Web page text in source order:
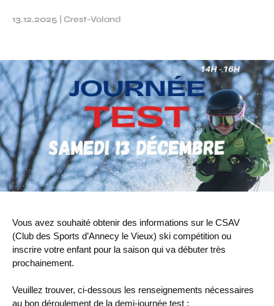
13.12.2025 Crest-Voland
Vous avez souhaité obtenir des informations sur le CSAV
(Club des Sports d’Annecy le Vieux) ski compétition ou
inscrire votre enfant pour la saison qui va débuter très
prochainement.
Veuillez trouver, ci-dessous les renseignements nécessaires
au bon déroulement de la demi-journée test :